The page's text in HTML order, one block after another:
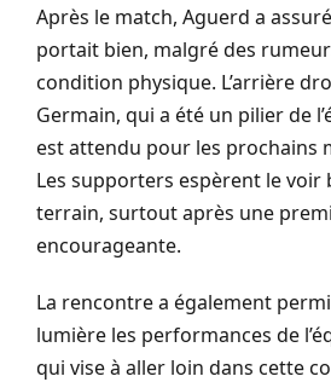
Après le match, Aguerd a
portait bien, malgré des
condition physique. L’arrière
Germain, qui a été un pilier de
est attendu pour les prochains
Les supporters espèrent le voir
terrain, surtout après une
encourageante.
La rencontre a également
lumière les performances de
qui vise à aller loin dans cette